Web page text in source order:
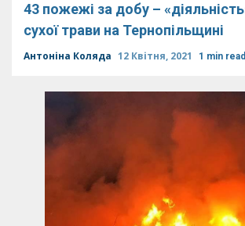
43 пожежі за добу –
сухої трави на Тернопільщині
Антоніна Коляда 12 Квітня, 2021 1 min read